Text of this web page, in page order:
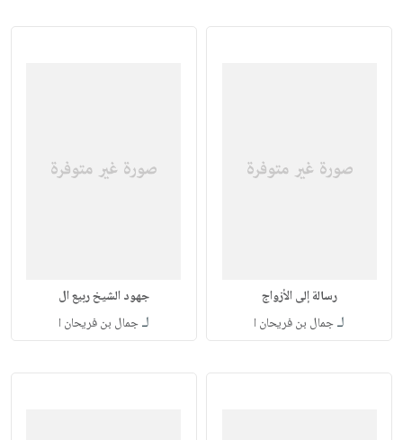
رسالة إلى الأزواج
لـجمال بن فريحان ا
جهود الشيخ ربيع ال
لـجمال بن فريحان ا